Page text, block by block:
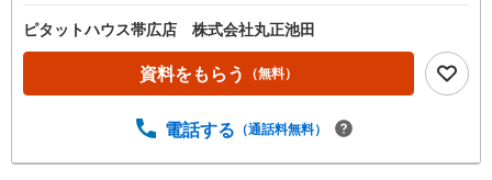
ピタットハウス帯広店 株式会社丸正池田
資料をもらう （無料）
電話する （通話料無料）